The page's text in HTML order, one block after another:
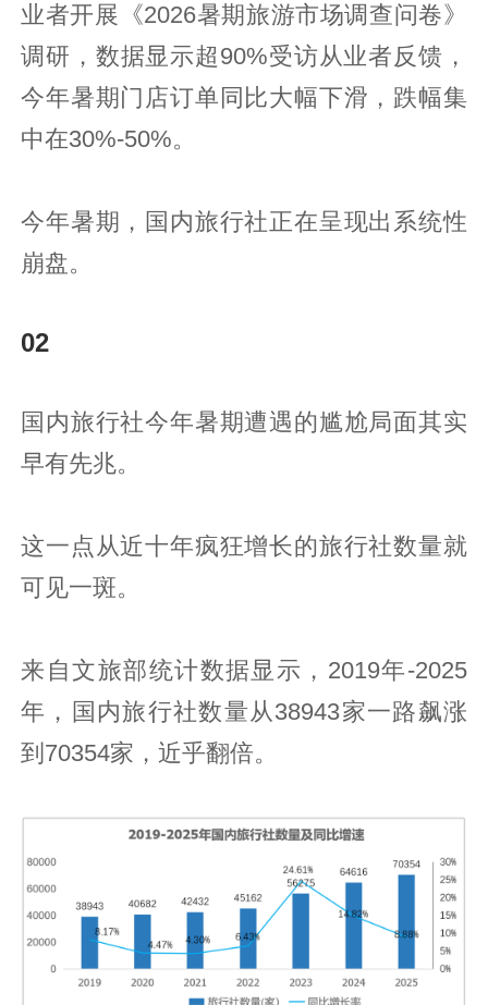
业者开展《2026暑期旅游市场调查问卷》
调研，数据显示超90%受访从业者反馈，
今年暑期门店订单同比大幅下滑，跌幅集
中在30%-50%。
今年暑期，国内旅行社正在呈现出系统性
崩盘。
02
国内旅行社今年暑期遭遇的尴尬局面其实
早有先兆。
这一点从近十年疯狂增长的旅行社数量就
可见一斑。
来自文旅部统计数据显示，2019年-2025
年，国内旅行社数量从38943家一路飙涨
到70354家，近乎翻倍。